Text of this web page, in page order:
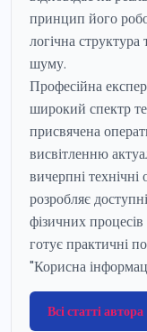
принцип його
логічна структура
шуму.
Професійна
широкий спектр
присвячена
висвітленню
вичерпні технічні
розробляє
фізичних
готує практичні
"Корисна
Всі статті автора